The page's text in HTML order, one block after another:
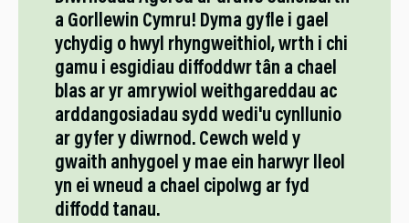
a Gorllewin Cymru! Dyma gyfle i gael
ychydig o hwyl rhyngweithiol, wrth i chi
gamu i esgidiau diffoddwr tân a chael
blas ar yr amrywiol weithgareddau ac
arddangosiadau sydd wedi'u cynllunio
ar gyfer y diwrnod. Cewch weld y
gwaith anhygoel y mae ein harwyr lleol
yn ei wneud a chael cipolwg ar fyd
diffodd tanau.